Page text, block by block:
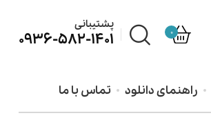
0
پشتیبانی
0936-582-1401
راهنمای دانلود تماس با ما